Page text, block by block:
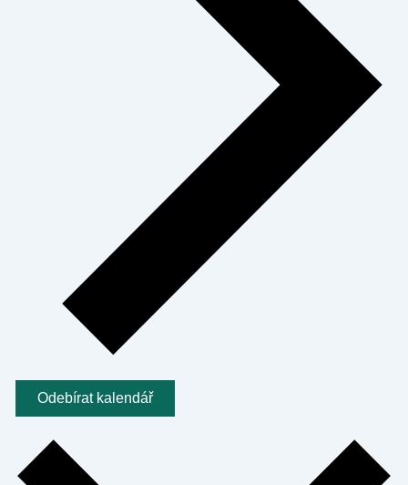
Odebírat kalendář